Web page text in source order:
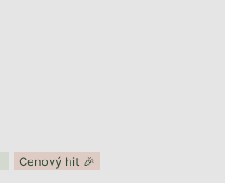
Cenový hit 🎉